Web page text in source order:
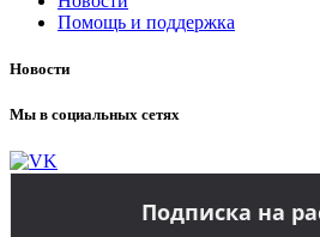
Помощь и поддержка
Новости
Мы в социальных сетях
Подписка на